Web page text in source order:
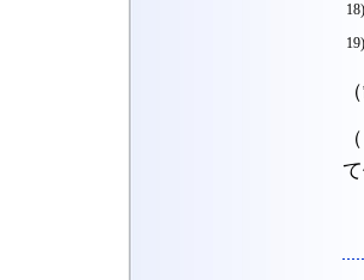
18)
19)